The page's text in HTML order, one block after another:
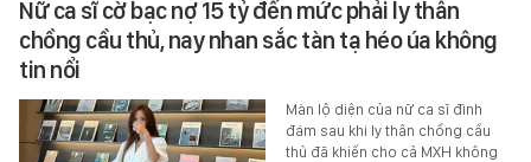
Nữ ca sĩ cờ bạc nợ 15 tỷ đến mức phải ly thân
chồng cầu thủ, nay nhan sắc tàn tạ héo úa không
tin nổi
Màn lộ diện của nữ ca sĩ đình
đám sau khi ly thân chồng cầu
thủ đã khiến cho cả MXH không